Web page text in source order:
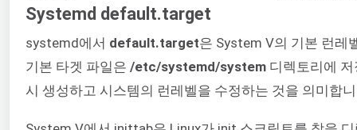
Systemd default.target
systemd에서 default.target은 System V의 기본 런레
기본 타겟 파일은 /etc/systemd/system 디렉토리에
시 생성하고 시스템의 런레벨을 수정하는 것을 의미합